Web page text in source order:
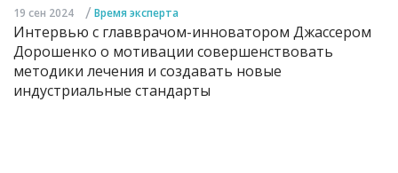
19 сен 2024 / Время эксперта
Интервью с главврачом-инноватором Джассером
Дорошенко о мотивации совершенствовать
методики лечения и создавать новые
индустриальные стандарты